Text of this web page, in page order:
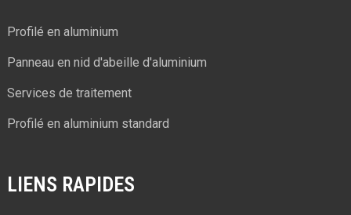
Profilé en aluminium
Panneau en nid d'abeille d'aluminium
Services de traitement
Profilé en aluminium standard
LIENS RAPIDES